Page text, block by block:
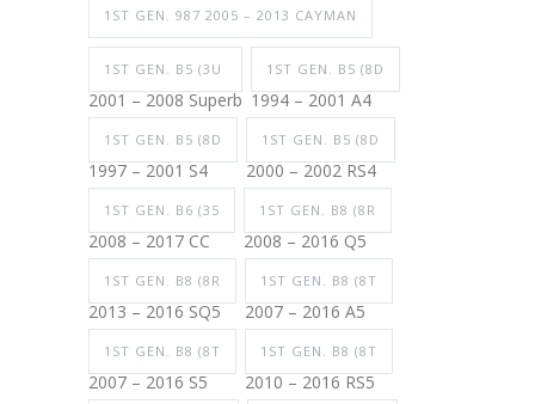
1ST GEN. 987 2005 – 2013 CAYMAN
1ST GEN. B5 (3U
2001 – 2008 Superb
1ST GEN. B5 (8D
1994 – 2001 A4
1ST GEN. B5 (8D
1997 – 2001 S4
1ST GEN. B5 (8D
2000 – 2002 RS4
1ST GEN. B6 (35
2008 – 2017 CC
1ST GEN. B8 (8R
2008 – 2016 Q5
1ST GEN. B8 (8R
2013 – 2016 SQ5
1ST GEN. B8 (8T
2007 – 2016 A5
1ST GEN. B8 (8T
2007 – 2016 S5
1ST GEN. B8 (8T
2010 – 2016 RS5